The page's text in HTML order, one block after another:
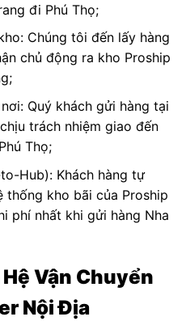
đi Phú Thọ;
Chúng tôi đến lấy hàng
chủ động ra kho Proship
Quý khách gửi hàng tại
trách nhiệm giao đến
Thọ;
Hub): Khách hàng tự
thống kho bãi của Proship
phí nhất khi gửi hàng Nha
Vận Chuyển
Nội Địa